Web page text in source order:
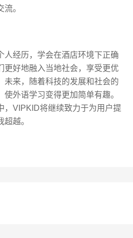
。
人经历，学会在酒店环境下正确
更好地融入当地社会，享受更优
未来，随着科技的发展和社会的
外语学习变得更加简单有趣。
，VIPKID将继续致力于为用户提
越。